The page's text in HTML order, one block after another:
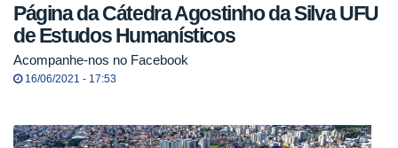
Página da Cátedra Agostinho da Silva UFU
de Estudos Humanísticos
Acompanhe-nos no Facebook
16/06/2021 - 17:53